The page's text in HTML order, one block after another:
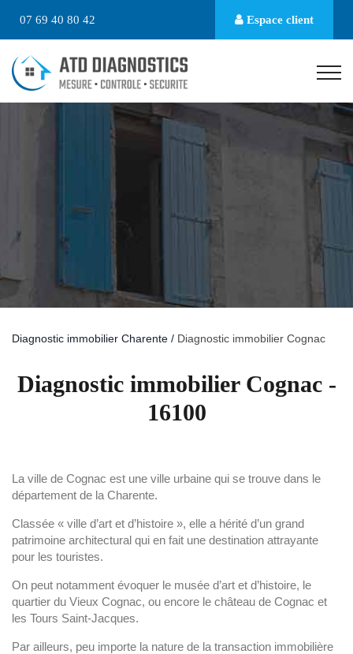
07 69 40 80 42 Espace client
Diagnostic immobilier Charente / Diagnostic immobilier Cognac
Diagnostic immobilier Cognac -
16100
La ville de Cognac est une ville urbaine qui se trouve dans le
département de la Charente.
Classée « ville d’art et d’histoire », elle a hérité d’un grand
patrimoine architectural qui en fait une destination attrayante
pour les touristes.
On peut notamment évoquer le musée d’art et d’histoire, le
quartier du Vieux Cognac, ou encore le château de Cognac et
les Tours Saint-Jacques.
Par ailleurs, peu importe la nature de la transaction immobilière